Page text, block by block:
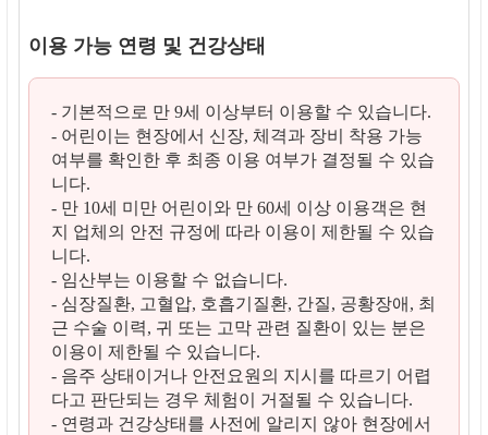
이용 가능 연령 및 건강상태
- 기본적으로 만 9세 이상부터 이용할 수 있습니다.
- 어린이는 현장에서 신장, 체격과 장비 착용 가능
여부를 확인한 후 최종 이용 여부가 결정될 수 있습
니다.
- 만 10세 미만 어린이와 만 60세 이상 이용객은 현
지 업체의 안전 규정에 따라 이용이 제한될 수 있습
니다.
- 임산부는 이용할 수 없습니다.
- 심장질환, 고혈압, 호흡기질환, 간질, 공황장애, 최
근 수술 이력, 귀 또는 고막 관련 질환이 있는 분은
이용이 제한될 수 있습니다.
- 음주 상태이거나 안전요원의 지시를 따르기 어렵
다고 판단되는 경우 체험이 거절될 수 있습니다.
- 연령과 건강상태를 사전에 알리지 않아 현장에서